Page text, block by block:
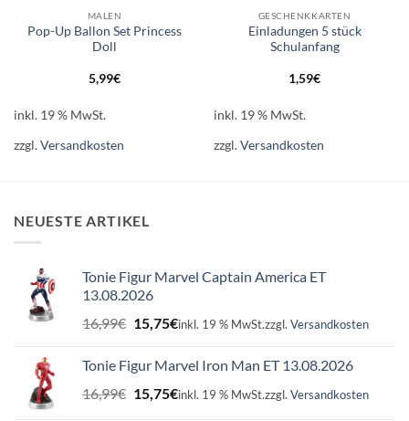
MALEN
Pop-Up Ballon Set Princess
Doll
5,99€
inkl. 19 % MwSt.
zzgl.Versandkosten
GESCHENKKARTEN
Einladungen 5 stück
Schulanfang
1,59€
inkl. 19 % MwSt.
zzgl.Versandkosten
NEUESTE ARTIKEL
Tonie Figur Marvel Captain America ET
13.08.2026
16,99€ Ursprünglicher
Preis
16,99€
15,75€Aktueller
15,75€.
inkl. 19 % MwSt.zzgl. Versandkosten
Tonie Figur Marvel Iron Man ET 13.08.2026
16,99€ Ursprünglicher
Preis
15,75€Aktueller
inkl. 19 % MwSt.zzgl. Versandkosten